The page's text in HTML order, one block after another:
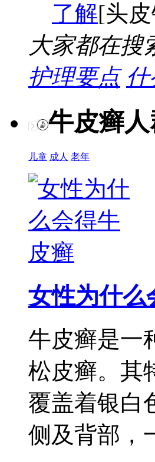
了解[头
大家都在搜
护理要点
牛皮癣
儿童 成人 老年
女性为什么
牛皮癣是一
松皮癣。其
覆盖着银白
侧及背部，